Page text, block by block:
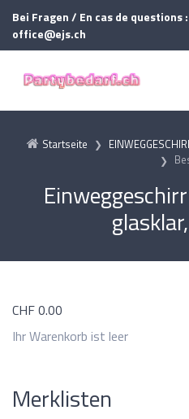
Bei Fragen / En cas de questions
office@ejs.ch
Startseite
CHF0.00
Ihr Warenkorb ist leer
Merklisten